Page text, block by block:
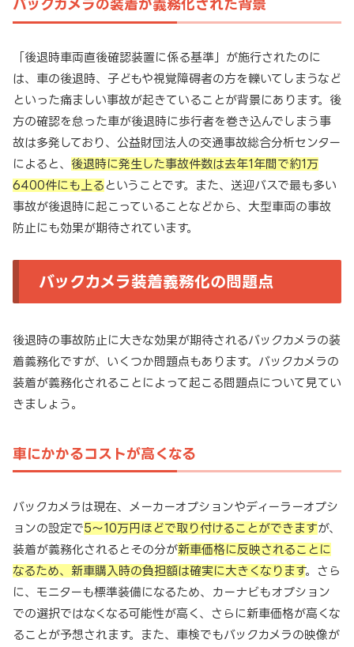
バックカメラの装着が義務化された背景
「後退時車両直後確認装置に係る基準」が施行されたのに
は、車の後退時、子どもや視覚障碍者の方を轢いてしまうなど
といった痛ましい事故が起きていることが背景にあります。後
方の確認を怠った車が後退時に歩行者を巻き込んでしまう事
故は多発しており、公益財団法人の交通事故総合分析センター
によると、 後退時に発生した事故件数は去年1年間で約1万
6400件にも上る ということです。また、送迎バスで最も多い
事故が後退時に起こっていることなどから、大型車両の事故
防止にも効果が期待されています。
バックカメラ装着義務化の問題点
後退時の事故防止に大きな効果が期待されるバックカメラの装
着義務化ですが、いくつか問題点もあります。バックカメラの
装着が義務化されることによって起こる問題点について見てい
きましょう。
車にかかるコストが高くなる
バックカメラは現在、メーカーオプションやディーラーオプシ
ョンの設定で5～10万円ほどで取り付けることができますが、
装着が義務化されるとその分が新車価格に反映されることに
なるため、新車購入時の負担額は確実に大きくなります。さら
に、モニターも標準装備になるため、カーナビもオプション
での選択ではなくなる可能性が高く、さらに新車価格が高くな
ることが予想されます。また、車検でもバックカメラの映像が